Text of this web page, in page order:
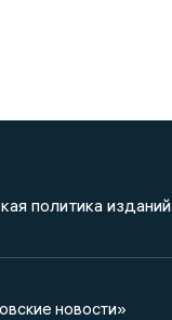
политика изданий
новости»